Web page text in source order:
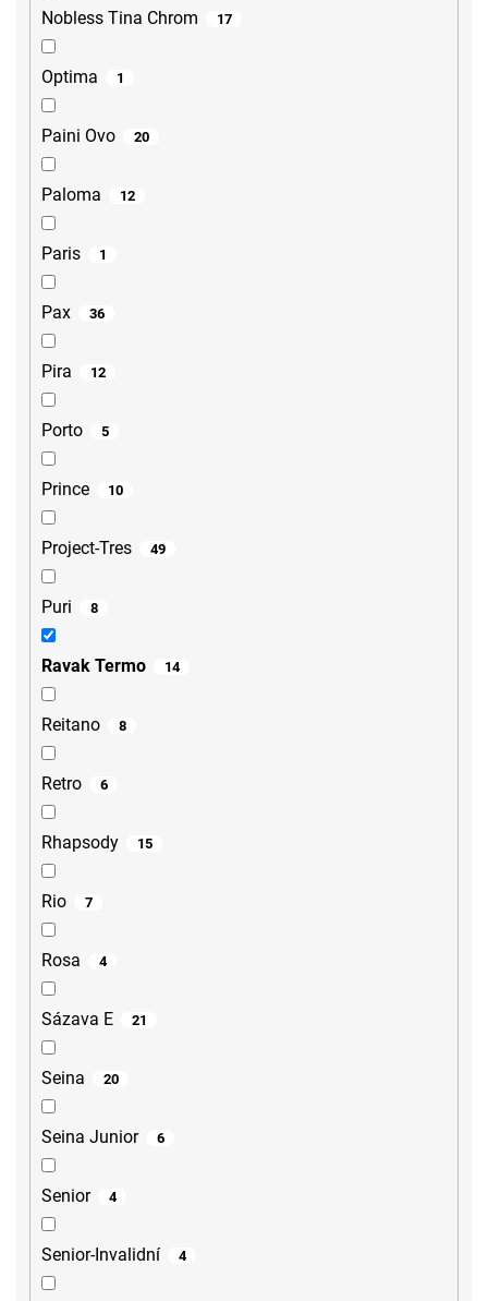
Nobless Tina Chrom 17
Optima 1
Paini Ovo 20
Paloma 12
Paris 1
Pax 36
Pira 12
Porto 5
Prince 10
Project-Tres 49
Puri 8
Ravak Termo 14
Reitano 8
Retro 6
Rhapsody 15
Rio 7
Rosa 4
Sázava E 21
Seina 20
Seina Junior 6
Senior 4
Senior-Invalidní 4